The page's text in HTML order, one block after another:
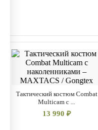
Тактический костюм Combat
Multicam с ...
13 990 ₽